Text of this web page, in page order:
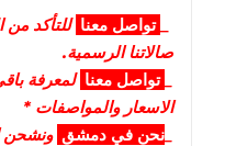
تواصل معنا للتأكد
صالاتنا الرسمية.
تواصل معنا لمعرفة
الاسعار والمواصفات *
نحن في دمشق ونشحن